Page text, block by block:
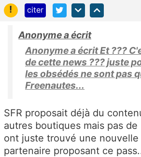
!
citer
Anonyme a écrit
Anonyme a écrit Et ???
de cette news ??? juste
les obsédés ne sont pas
Freenautes...
SFR proposait déjà du
autres boutiques mais pas de
ont juste trouvé une
partenaire proposant ce